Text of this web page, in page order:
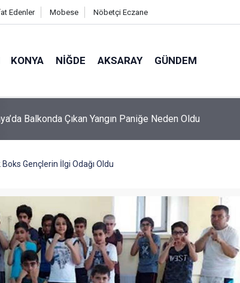
Edenler Mobese Nöbetçi Eczane
KONYA NIĞDE AKSARAY GÜNDEM
Uyuşturucu Operasyonu: 1 Şüpheli Tutuklandı
Gençlerin İlgi Odağı Oldu